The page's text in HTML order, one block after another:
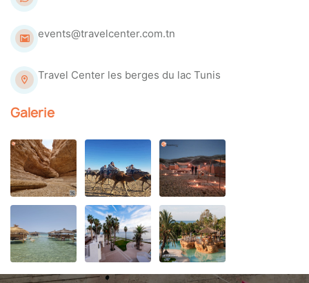
events@travelcenter.com.tn
Travel Center les berges du lac Tunis
Galerie